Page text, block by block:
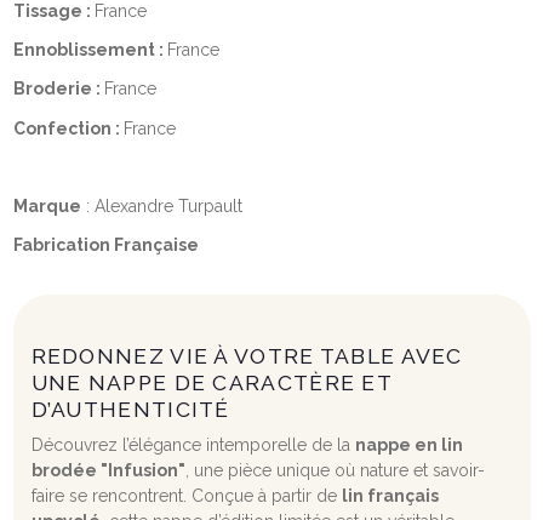
Tissage : France
Ennoblissement : France
Broderie : France
Confection : France
Marque : Alexandre Turpault
Fabrication Française
REDONNEZ VIE À VOTRE TABLE AVEC
UNE NAPPE DE CARACTÈRE ET
D’AUTHENTICITÉ
Découvrez l’élégance intemporelle de la nappe en lin
brodée "Infusion" , une pièce unique où nature et savoir-
faire se rencontrent. Conçue à partir de lin français